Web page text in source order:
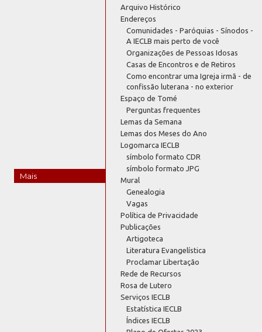
Mais
Arquivo Histórico
Endereços
Comunidades - Paróquias - Sínodos -
A IECLB mais perto de você
Organizações de Pessoas Idosas
Casas de Encontros e de Retiros
Como encontrar uma Igreja irmã - de
confissão luterana - no exterior
Espaço de Tomé
Perguntas frequentes
Lemas da Semana
Lemas dos Meses do Ano
Logomarca IECLB
símbolo formato CDR
símbolo formato JPG
Mural
Genealogia
Vagas
Política de Privacidade
Publicações
Artigoteca
Literatura Evangelística
Proclamar Libertação
Rede de Recursos
Rosa de Lutero
Serviços IECLB
Estatística IECLB
Índices IECLB